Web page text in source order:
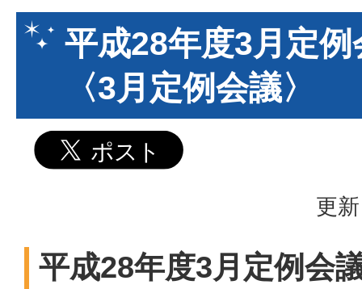
平成28年度3月定
〈3月定例会議〉
更
平成28年度3月定例会